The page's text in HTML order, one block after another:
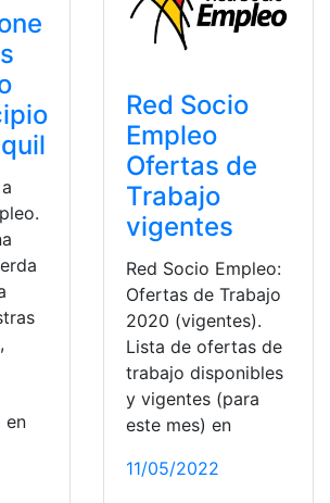
en
Red Socio
Empleo
Ofertas de
Trabajo
vigentes
Red Socio Empleo:
Ofertas de Trabajo
2020 (vigentes).
Lista de ofertas de
trabajo disponibles
y vigentes (para
este mes) en
11/05/2022